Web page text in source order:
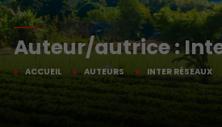
Auteur/autrice :
ACCUEIL AUTEURS INTER RÉSEAUX